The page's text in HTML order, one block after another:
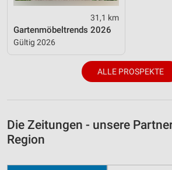
31,1 km
Gartenmöbeltrends 2026
Gültig 2026
ALLE PROSPEKTE
Die Zeitungen - unsere
Region